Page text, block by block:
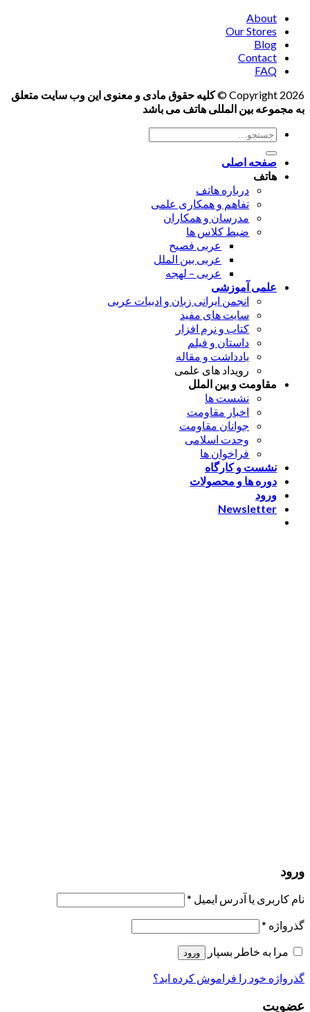
About
Our Stores
Blog
Contact
FAQ
Copyright 2026 ©
کلیه حقوق مادی و معنوی این وب سایت متعلق
به مجموعه بین المللی هاتف می باشد
جستجو
برای:
صفحه اصلی
هاتف
درباره هاتف
تفاهم و همکاری علمی
مدرسان و همکاران
ضبط کلاس ها
عربی فصیح
عربی بین الملل
عربی – لهجه
علمی آموزشی
انجمن ایرانی زبان و ادبیات عربی
سایت های مفید
کتاب و نرم افزار
داستان و فیلم
یادداشت و مقاله
رویداد های علمی
مقاومت و بین الملل
نشست ها
اخبار مقاومت
جوانان مقاومت
وحدت اسلامی
فراخوان ها
نشست و کارگاه
دوره ها و محصولات
ورود
Newsletter
ورود
نام کاربری یا آدرس ایمیل *
گذرواژه *
مرا به خاطر بسپار
ورود
گذرواژه خود را فراموش کرده اید؟
عضویت